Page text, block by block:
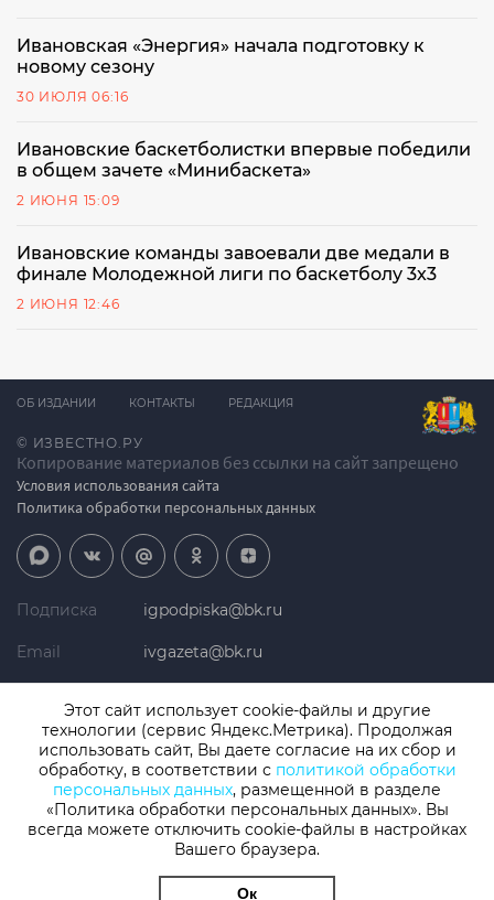
Ивановская «Энергия» начала подготовку к
новому сезону
30 ИЮЛЯ 06:16
Ивановские баскетболистки впервые победили
в общем зачете «Минибаскета»
2 ИЮНЯ 15:09
Ивановские команды завоевали две медали в
финале Молодежной лиги по баскетболу 3x3
2 ИЮНЯ 12:46
© ИЗВЕСТНО.РУ
Копирование материалов без ссылки на сайт запрещено
Условия использования сайта
Политика обработки персональных данных
ОБ ИЗДАНИИ КОНТАКТЫ РЕДАКЦИЯ
Подписка igpodpiska@bk.ru
Email ivgazeta@bk.ru
Телефон +7 (4932) 41-94-81
СМИ: Izvestno.ru. Реестровая запись 08.11.2019 серия ЭЛ № ФС 77 -
77192, зарегистрировано Роскомнадзором
Учредитель: БУ «Ивановские газеты». Главный редактор:
Этот сайт использует cookie-файлы и другие
технологии (сервис Яндекс.Метрика). Продолжая
использовать сайт, Вы даете согласие на их сбор и
обработку, в соответствии с политикой обработки
персональных данных, размещенной в разделе
«Политика обработки персональных данных». Вы
всегда можете отключить cookie-файлы в настройках
Вашего браузера.
Ок